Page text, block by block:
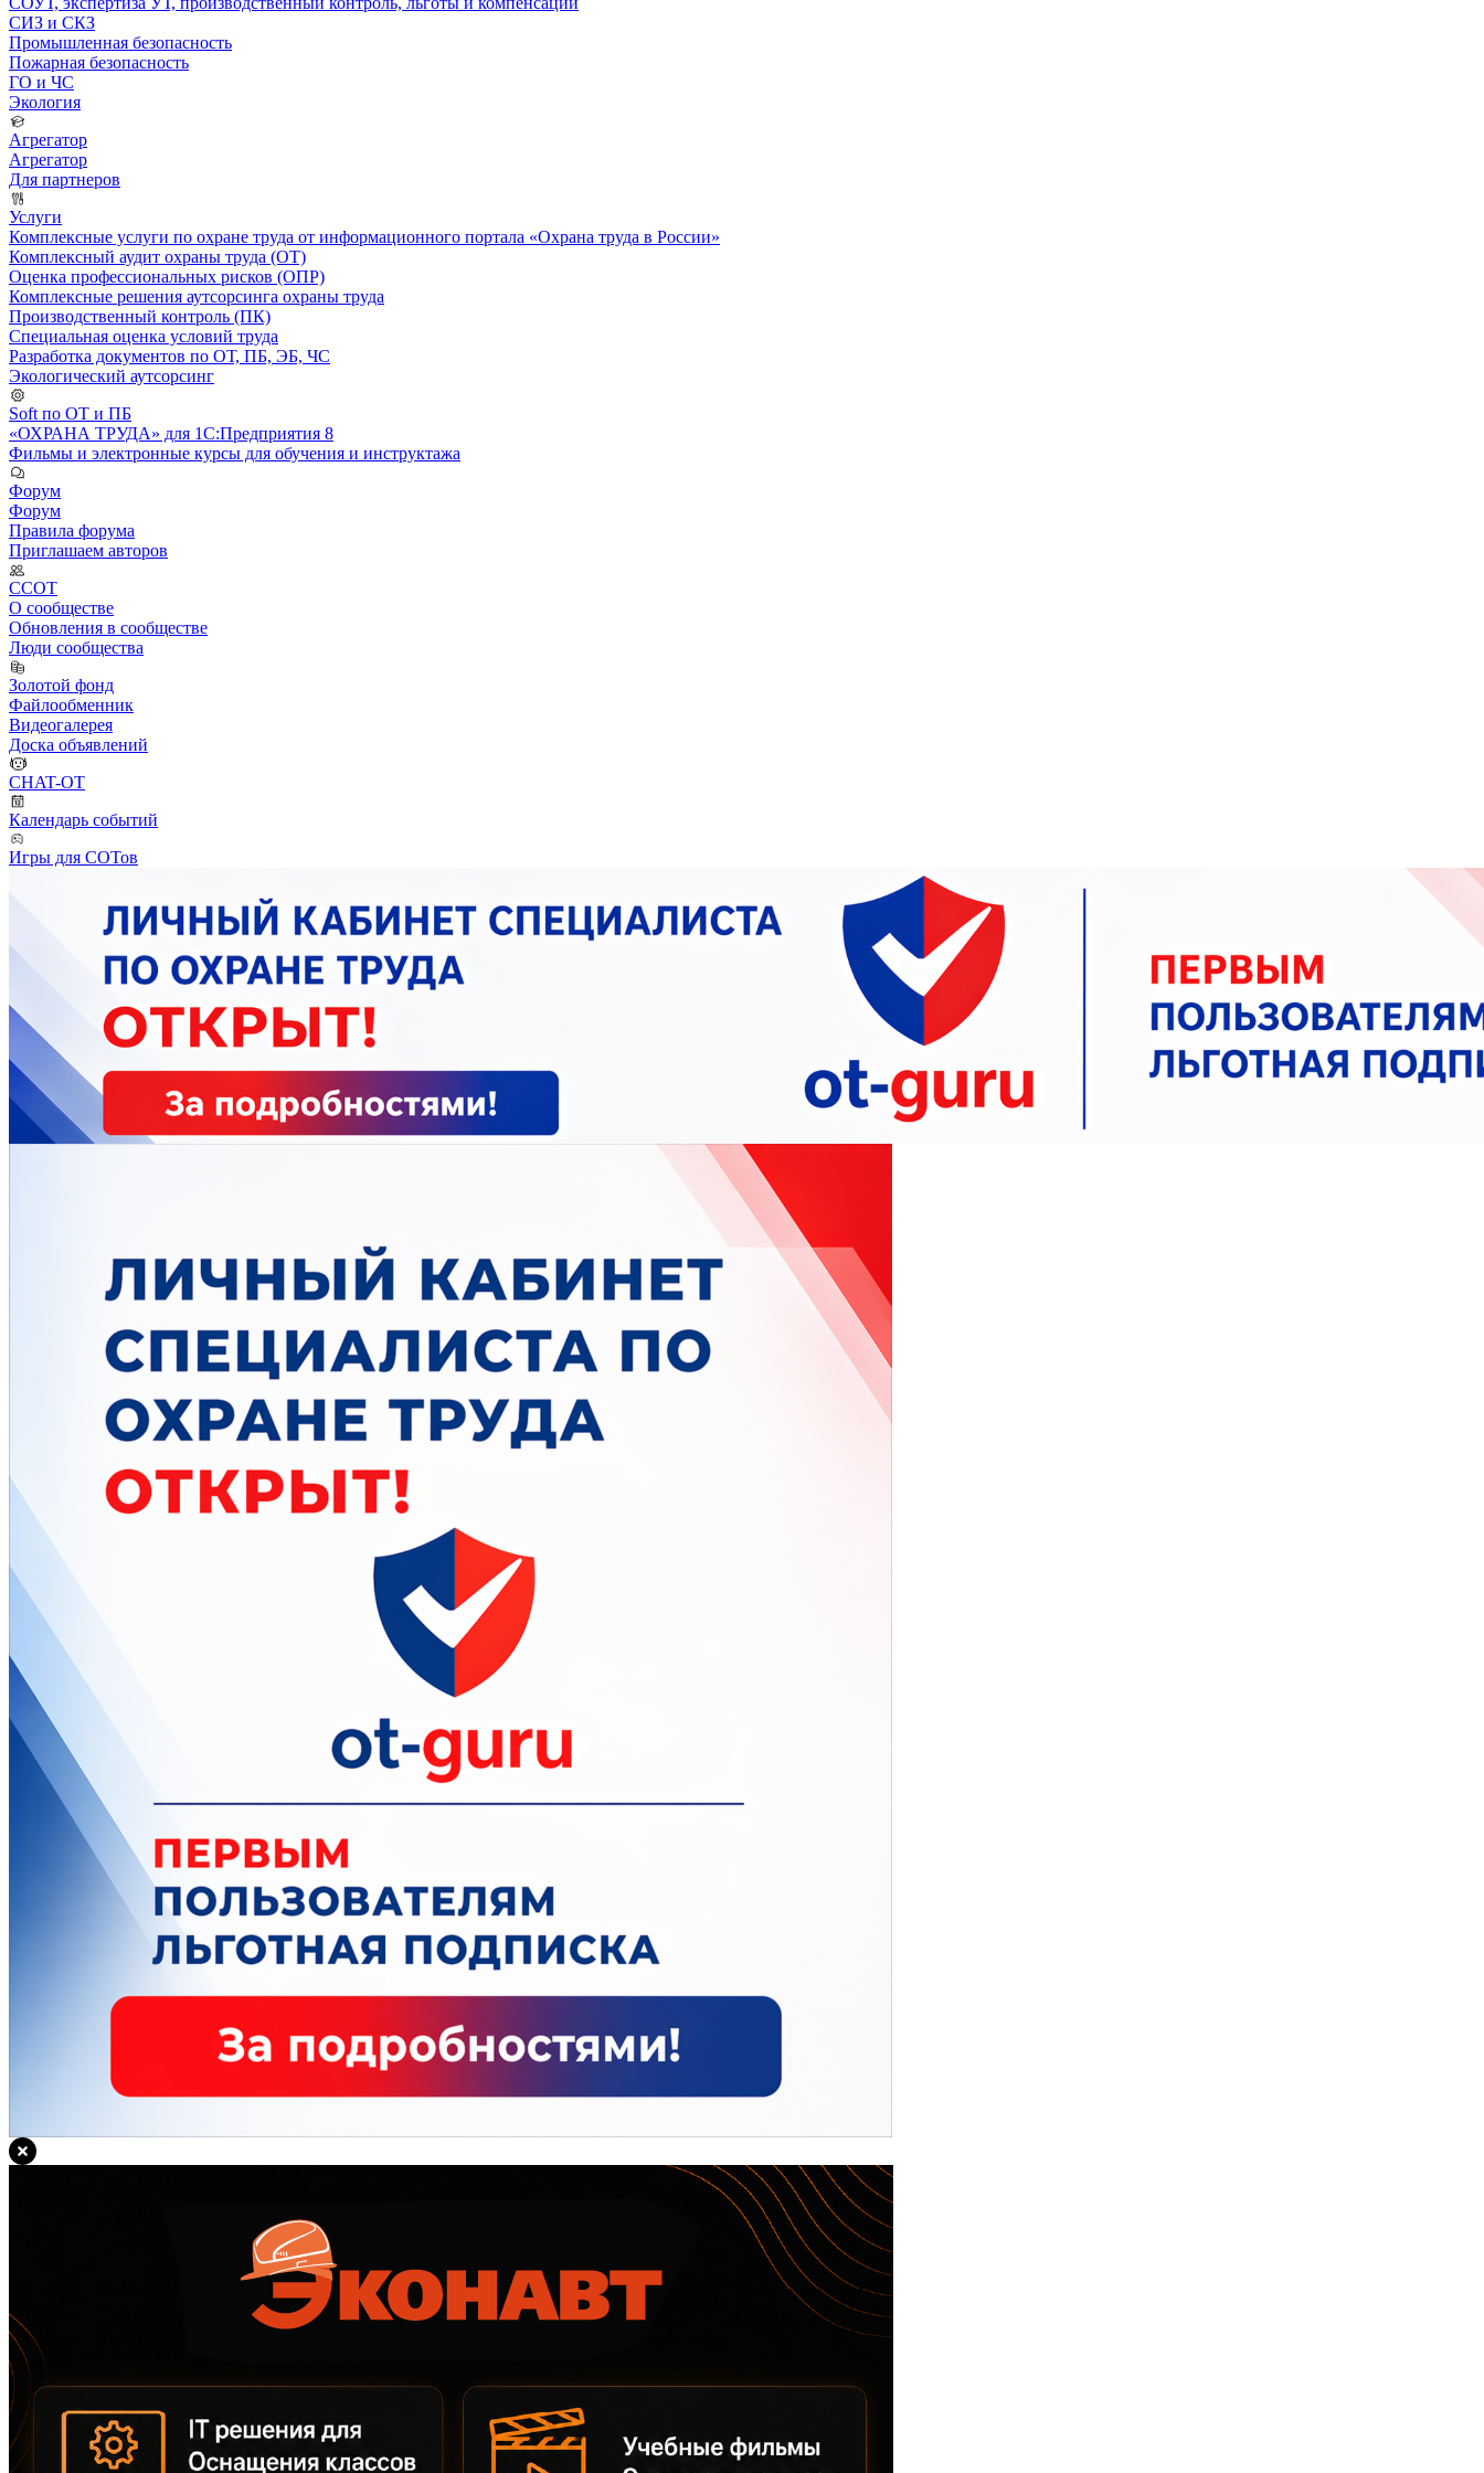
СИЗ и СКЗ
Промышленная безопасность
Пожарная безопасность
ГО и ЧС
Экология
Агрегатор
Агрегатор
Для партнеров
Услуги
Комплексные услуги по охране труда от информационного портала «Охрана труда в России»
Комплексный аудит охраны труда (ОТ)
Оценка профессиональных рисков (ОПР)
Комплексные решения аутсорсинга охраны труда
Производственный контроль (ПК)
Специальная оценка условий труда
Разработка документов по ОТ, ПБ, ЭБ, ЧС
Экологический аутсорсинг
Soft по ОТ и ПБ
«ОХРАНА ТРУДА» для 1С:Предприятия 8
Фильмы и электронные курсы для обучения и инструктажа
Форум
Форум
Правила форума
Приглашаем авторов
ССОТ
О сообществе
Обновления в сообществе
Люди сообщества
Золотой фонд
Файлообменник
Видеогалерея
Доска объявлений
CHAT-OT
Календарь событий
Игры для СОТов